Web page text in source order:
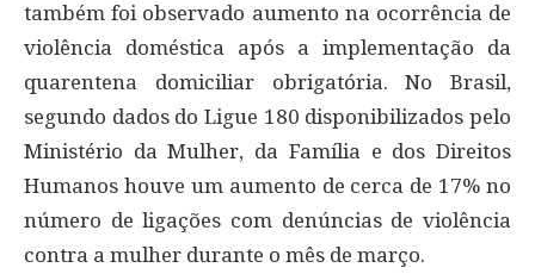
também foi observado aumento na ocorrência de
violência doméstica após a implementação da
quarentena domiciliar obrigatória. No Brasil,
segundo dados do Ligue 180 disponibilizados pelo
Ministério da Mulher, da Família e dos Direitos
Humanos houve um aumento de cerca de 17% no
número de ligações com denúncias de violência
contra a mulher durante o mês de março.